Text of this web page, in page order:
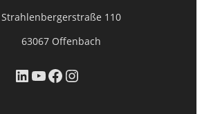
Strahlenbergerstraße 110
63067 Offenbach
LinkedIn
YouTube
Facebook
Instagram